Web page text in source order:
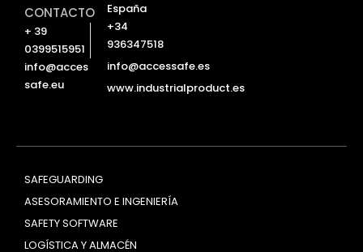
CONTACTO
+ 39
0399515951
info@acces
safe.eu
España
+34
936347518
info@accessafe.es
www.industrialproduct.es
SAFEGUARDING
ASESORAMIENTO E INGENIERÍA
SAFETY SOFTWARE
LOGÍSTICA Y ALMACÉN